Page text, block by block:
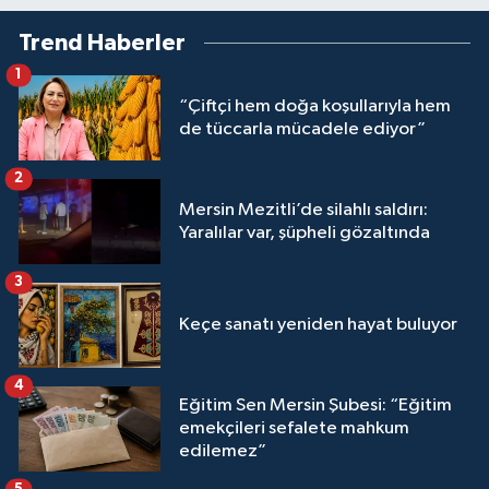
Trend Haberler
“Çiftçi hem doğa koşullarıyla hem
de tüccarla mücadele ediyor”
1
Mersin Mezitli’de silahlı saldırı:
Yaralılar var, şüpheli gözaltında
2
Keçe sanatı yeniden hayat buluyor
3
Eğitim Sen Mersin Şubesi: “Eğitim
emekçileri sefalete mahkum
edilemez”
4